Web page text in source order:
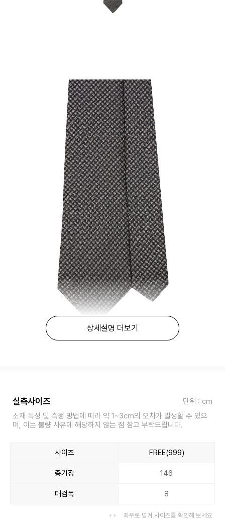
상세설명 더보기
실측사이즈
단위 : cm
소재 특성 및 측정 방법에 따라 약 1~3cm의 오차가 발생할 수 있으
며, 이는 불량 사유에 해당하지 않는 점 참고 부탁드립니다.
사이즈 FREE(999)
총기장 146
대검폭 8
좌우로 넘겨 사이즈를 확인해 보세요